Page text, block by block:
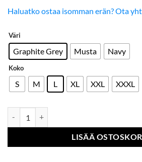
Haluatko ostaa isomman erän? Ota
Väri
Graphite Grey Musta Navy
Koko
S M L XL XXL XXXL
LISÄÄ